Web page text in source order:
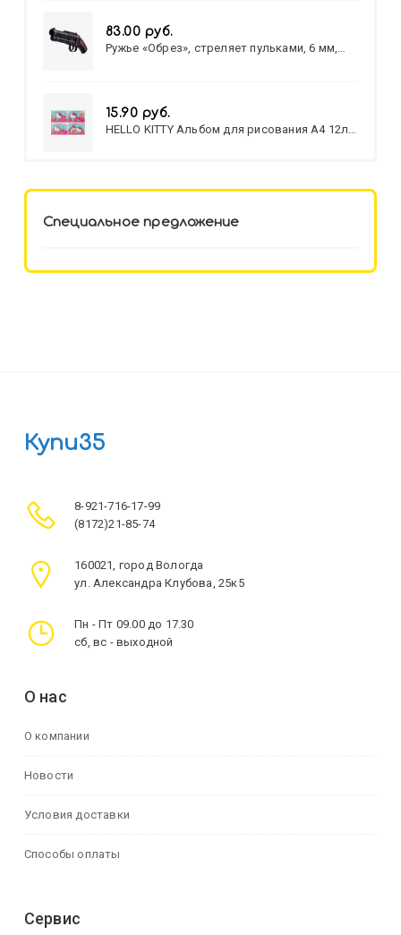
83.00 руб.
Ружье «Обрез», стреляет пульками, 6 мм,
15.90 руб.
HELLO KITTY Альбом для рисования А4 12л.
Специальное предложение
Купи35
8-921-716-17-99
(8172)21-85-74
160021, город Вологда
ул. Александра Клубова, 25к5
Пн - Пт 09.00 до 17.30
сб, вс - выходной
О нас
О компании
Новости
Условия доставки
Способы оплаты
Сервис